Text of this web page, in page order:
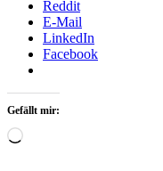
Reddit
E-Mail
LinkedIn
Facebook
Gefällt mir:
Loading…